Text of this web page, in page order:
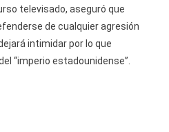
televisado, aseguró que
de cualquier agresión
intimidar por lo que
“imperio estadounidense”.